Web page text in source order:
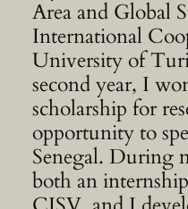
Area and Global
International
University of
second year, I
scholarship for
opportunity to
Senegal. During
both an